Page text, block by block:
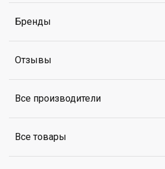
Бренды
Отзывы
Все производители
Все товары